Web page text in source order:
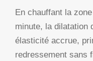
En chauffant la
minute, la dilatation
élasticité accrue,
redressement sans